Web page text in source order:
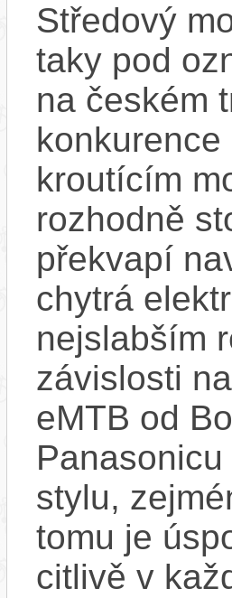
Středový
taky pod
na českém
kroutícím
rozhodně
překvapí
chytrá
nejslabším
závislosti
eMTB od
stylu,
tomu je
citlivě v